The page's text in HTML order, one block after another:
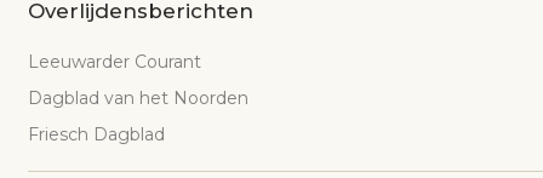
Overlijdensberichten
Leeuwarder Courant
Dagblad van het Noorden
Friesch Dagblad